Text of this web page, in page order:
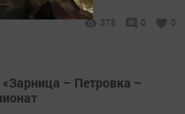
378 0 0
– Петровка –